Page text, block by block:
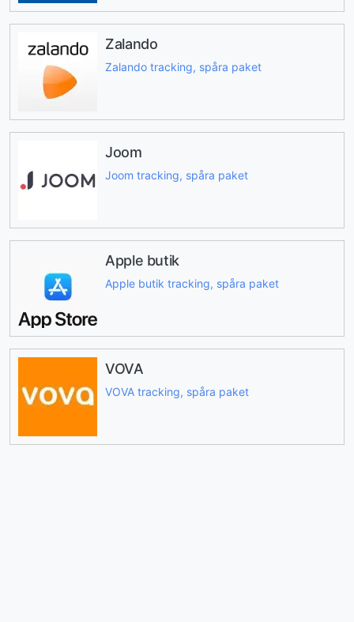
Zalando
Zalando tracking, spåra paket
Joom
Joom tracking, spåra paket
Apple butik
Apple butik tracking, spåra paket
VOVA
VOVA tracking, spåra paket